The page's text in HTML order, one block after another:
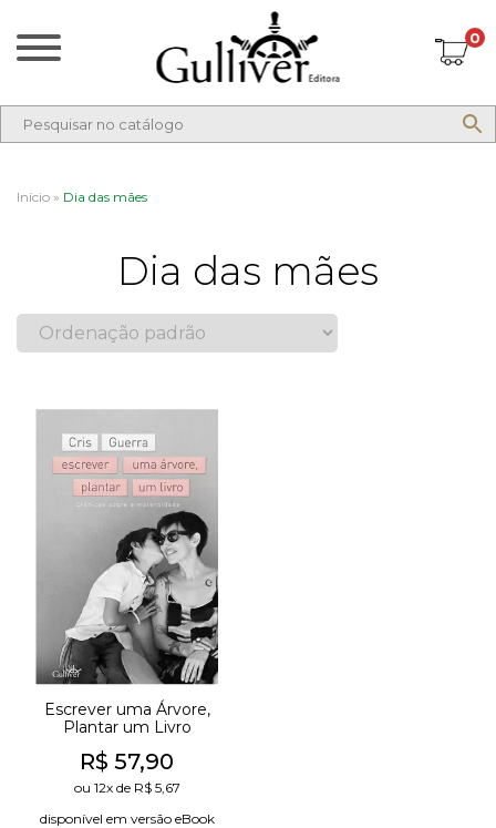
0
Início » Dia das mães
Dia das mães
Escrever uma Árvore,
Plantar um Livro
R$ 57,90
ou 12xde R$5,67
disponível em versão eBook